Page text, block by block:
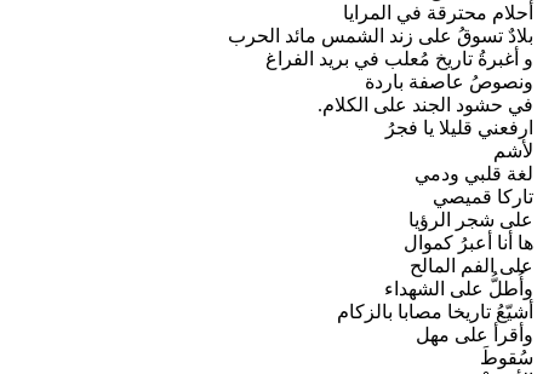
أحلام محترقة في المرايا
بلادٌ تسوقُ على زند الشمس مائد الحرب
و أغبرةُ تاريخ مُعلب في بريد الفراغ
ونصوصُ عاصفة باردة
في حشود الجند على الكلام.
ارفعني قليلا يا فجرُ
لأشم
لغة قلبي ودمي
تاركا قميصي
على شجر الرؤيا
ها أنا أعبرُ كموال
على الفم المالح
وأُطلُّ على الشهداء
أشيّعُ تاريخا مصابا بالزكام
وأقرأ على مهل
سُقوطَ